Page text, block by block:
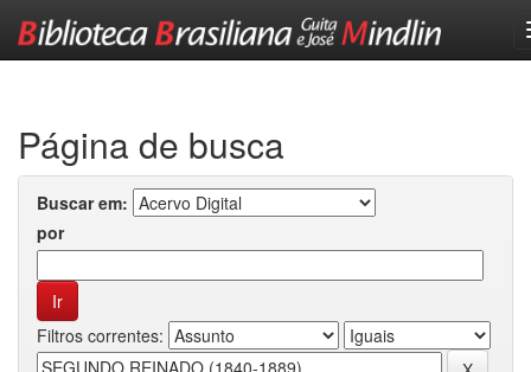
Página de busca
Buscar em:
por
Filtros correntes: